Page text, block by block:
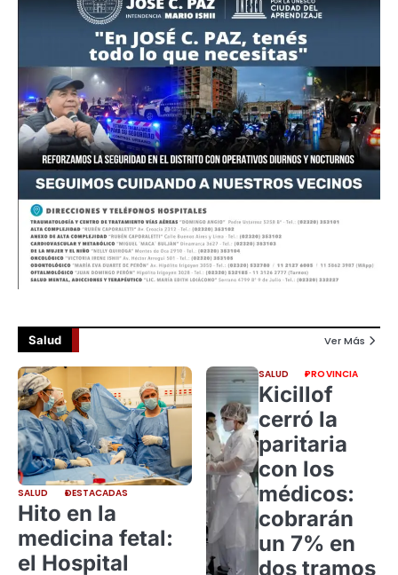
Salud Ver Más
SALUD DESTACADAS
Hito en la
medicina fetal:
el Hospital
SALUD PROVINCIA
Kicillof
cerró la
paritaria
con los
médicos:
cobrarán
un 7% en
dos tramos